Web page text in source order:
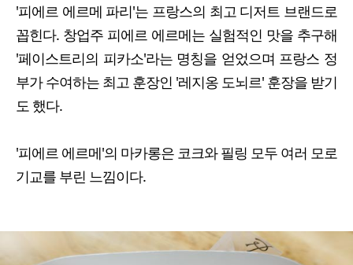
'피에르 에르메 파리'는 프랑스의 최고 디저트 브랜드로
꼽힌다. 창업주 피에르 에르메는 실험적인 맛을 추구해
'페이스트리의 피카소'라는 명칭을 얻었으며 프랑스 정
부가 수여하는 최고 훈장인 '레지옹 도뇌르' 훈장을 받기
도 했다.
'피에르 에르메'의 마카롱은 코크와 필링 모두 여러 모로
기교를 부린 느낌이다.